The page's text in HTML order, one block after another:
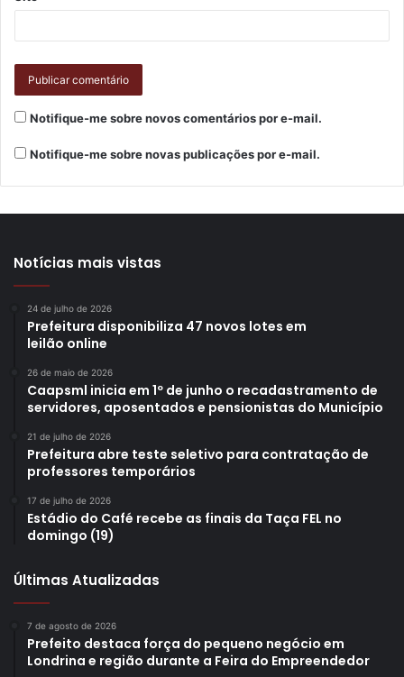
Foto: Thiago Paes / N.Com
que Londrina vai experimentar um crescimento
vertiginoso e será transformada pela nova gestão
municipal com apoio financeiro e logístico do governo
estadual. “Acredito firmemente que essa será a maior
parceria de recursos da área urbana na história de
Londrina, entre Prefeitura de Estado, à altura do que essa
cidade merece. Estamos empenhando investimentos em
importância estratégica, precisa estar bem para o estado
estamos entusiasmados para executar várias obras
grandiosas que irão alavancar Londrina. Dentre vários
projetos, posso adiantar apenas que um deles está sendo
Notifique-me sobre novos comentários por e-mail.
Notifique-me sobre novas publicações por e-mail.
Notícias mais vistas
24 de julho de 2026
Prefeitura disponibiliza 47 novos lotes em
leilão online
26 de maio de 2026
Caapsml inicia em 1º de junho o recadastramento de
servidores, aposentados e pensionistas do Município
21 de julho de 2026
Prefeitura abre teste seletivo para contratação de
professores temporários
17 de julho de 2026
Estádio do Café recebe as finais da Taça FEL no
domingo (19)
Últimas Atualizadas
7 de agosto de 2026
Prefeito destaca força do pequeno negócio em
Londrina e região durante a Feira do Empreendedor